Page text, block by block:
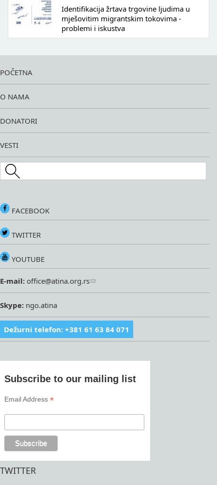
Identifikacija žrtava trgovine ljudima u
mješovitim migrantskim tokovima -
problemi i iskustva
POČETNA
O NAMA
DONATORI
VESTI
Search this site
FACEBOOK
TWITTER
YOUTUBE
E-mail: office@atina.org.rs
Skype: ngo.atina
Dežurni telefon: +381 61 63 84 071
Subscribe to our mailing list
Email Address*
TWITTER